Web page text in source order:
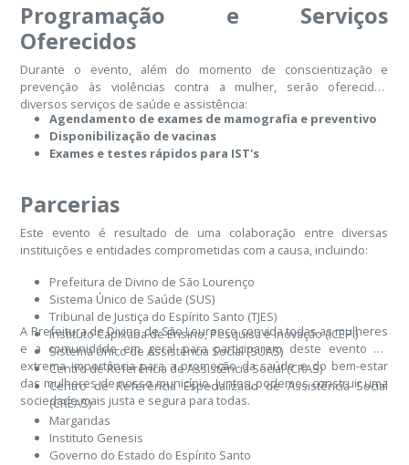
Programação e Serviços
Oferecidos
Durante o evento, além do momento de conscientização e
prevenção às violências contra a mulher, serão oferecidos
diversos serviços de saúde e assistência:
Agendamento de exames de mamografia e preventivo
Disponibilização de vacinas
Exames e testes rápidos para IST's
Parcerias
Este evento é resultado de uma colaboração entre diversas
instituições e entidades comprometidas com a causa, incluindo:
Prefeitura de Divino de São Lourenço
Sistema Único de Saúde (SUS)
Tribunal de Justiça do Espírito Santo (TJES)
Instituto Capixaba de Ensino, Pesquisa e Inovação (ICEPI)
Sistema Único de Assistência Social (SUAS)
Centro de Referência de Assistência Social (CRAS)
Centro de Referência Especializado de Assistência Social
(CREAS)
Margaridas
Instituto Genesis
Governo do Estado do Espírito Santo
A Prefeitura de Divino de São Lourenço convida todas as mulheres
e a comunidade em geral para participarem deste evento de
extrema importância para a promoção da saúde e do bem-estar
das mulheres de nosso município. Juntos, podemos construir uma
sociedade mais justa e segura para todas.